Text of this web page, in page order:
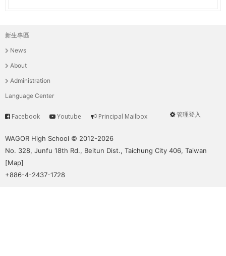
主
選
單
新生專區
News
About
Administration
Language Center
User
管理登入
Service
Facebook Youtube Principal Mailbox
WAGOR High School © 2012-2026
No. 328, Junfu 18th Rd., Beitun Dist., Taichung City 406, Taiwan
[Map]
+886-4-2437-1728